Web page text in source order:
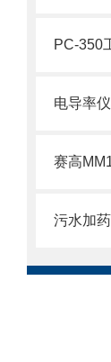
PC-350
电导率
污水加